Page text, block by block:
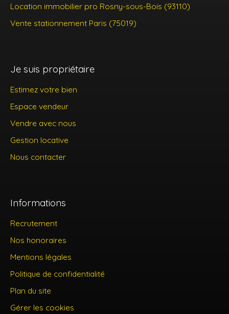
Location immobilier pro Rosny-sous-Bois (93110)
Vente stationnement Paris (75019)
Je suis propriétaire
Estimez votre bien
Espace vendeur
Vendre avec nous
Gestion locative
Nous contacter
Informations
Recrutement
Nos honoraires
Mentions légales
Politique de confidentialité
Plan du site
Gérer les cookies